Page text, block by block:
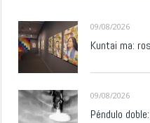
09/08/2026
Kuntai ma:
09/08/2026
Péndulo